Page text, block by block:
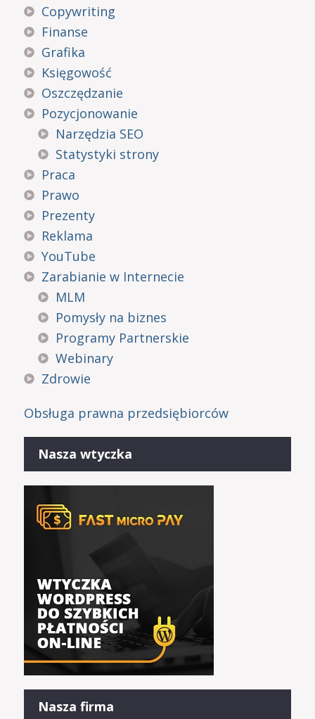
Copywriting
Finanse
Grafika
Księgowość
Oszczędzanie
Pozycjonowanie
Narzędzia SEO
Statystyki strony
Praca
Prawo
Prezenty
Reklama
YouTube
Zarabianie w Internecie
MLM
Pomysły na biznes
Programy Partnerskie
Webinary
Zdrowie
Obsługa prawna przedsiębiorców
Nasza wtyczka
Nasza firma